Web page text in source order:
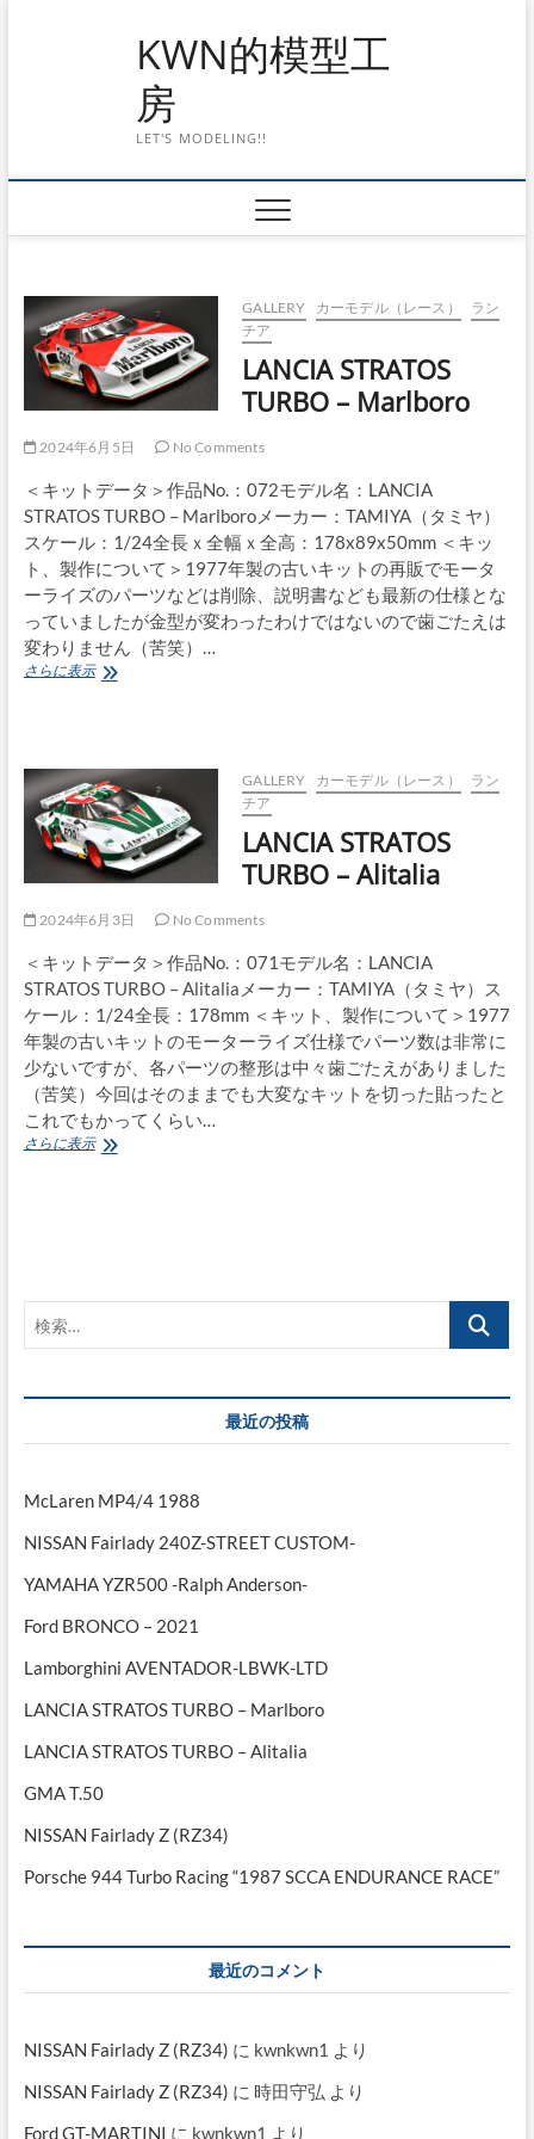
KWN的模型工
房
LET'S MODELING!!
GALLERY カーモデル（レース）
ラン
チア
LANCIA STRATOS
TURBO – Marlboro
2024年6月5日 No Comments
＜キットデータ＞作品No.：072モデル名：LANCIA
STRATOS TURBO – Marlboroメーカー：TAMIYA（タミヤ）
スケール：1/24全長ｘ全幅ｘ全高：178x89x50mm ＜キッ
ト、製作について＞1977年製の古いキットの再販でモータ
ーライズのパーツなどは削除、説明書なども最新の仕様とな
っていましたが金型が変わったわけではないので歯ごたえは
変わりません（苦笑）…
さらに表示LANCIA
GALLERY
カーモデル（レース）
ラン
チア
LANCIA STRATOS
TURBO – Alitalia
2024年6月3日 No Comments
＜キットデータ＞作品No.：071モデル名：LANCIA
STRATOS TURBO – Alitaliaメーカー：TAMIYA（タミヤ）ス
ケール：1/24全長：178mm ＜キット、製作について＞1977
年製の古いキットのモーターライズ仕様でパーツ数は非常に
少ないですが、各パーツの整形は中々歯ごたえがありました
（苦笑）今回はそのままでも大変なキットを切った貼ったと
これでもかってくらい…
さらに表示LANCIA
索…
最近の投稿
McLaren MP4/4 1988
NISSAN Fairlady 240Z-STREET CUSTOM-
YAMAHA YZR500 -Ralph Anderson-
Ford BRONCO – 2021
Lamborghini AVENTADOR-LBWK-LTD
LANCIA STRATOS TURBO – Marlboro
LANCIA STRATOS TURBO – Alitalia
GMA T.50
NISSAN Fairlady Z (RZ34)
Porsche 944 Turbo Racing “1987 SCCA ENDURANCE RACE”
最近のコメント
NISSAN Fairlady Z (RZ34) に kwnkwn1 より
NISSAN Fairlady Z (RZ34) に 時田守弘 より
Ford GT-MARTINI に kwnkwn1 より